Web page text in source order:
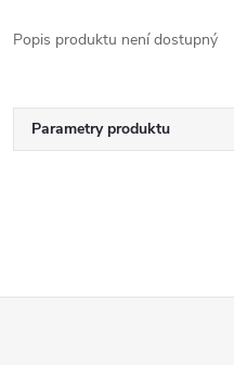
Popis produktu není dostupný
Parametry produktu